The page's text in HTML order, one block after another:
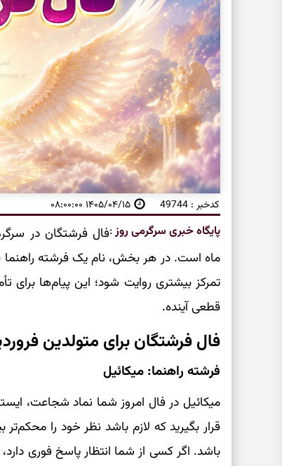
کدخبر : 49744 ۱۴۰۵/۰۴/۱۵ ۰۸:۰۰:۰۰
پایگاه خبری سرگرمی روز:فال فرشتگان در
ماه است. در هر بخش، نام یک فرشته راهنما
تمرکز بیشتری روایت شود؛ این پیام‌ها برای
قطعی آینده.
فال فرشتگان برای متولدین
فرشته راهنما: میکائیل
میکائیل در فال امروز شما نماد شجاعت،
قرار بگیرید که لازم باشد نظر خود را
باشد. اگر کسی از شما انتظار پاسخ فوری